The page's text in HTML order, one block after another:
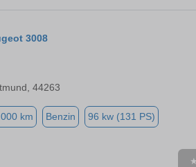
3008
44263
km Benzin 96 kw (131 PS)
★